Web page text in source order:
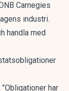
Carnegies
industri.
handla med
har